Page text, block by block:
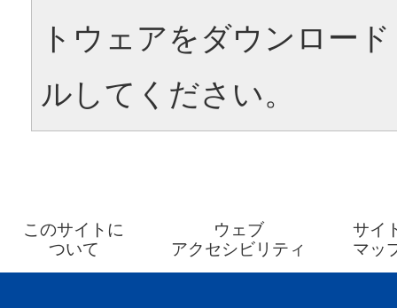
トウェアをダウンロー
ルしてください。
このサイトに
ついて
ウェブ
アクセシビリティ
サイ
マッ